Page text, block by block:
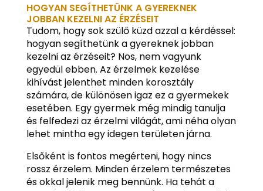
HOGYAN SEGÍTHETÜNK A GYEREKNEK
JOBBAN KEZELNI AZ ÉRZÉSEIT
Tudom, hogy sok szülő küzd azzal a kérdéssel:
hogyan segíthetünk a gyereknek jobban
kezelni az érzéseit? Nos, nem vagyunk
egyedül ebben. Az érzelmek kezelése
kihívást jelenthet minden korosztály
számára, de különösen igaz ez a gyermekek
esetében. Egy gyermek még mindig tanulja
és felfedezi az érzelmi világát, ami néha olyan
lehet mintha egy idegen területen járna.
Elsőként is fontos megérteni, hogy nincs
rossz érzelem. Minden érzelem természetes
és okkal jelenik meg bennünk. Ha tehát a